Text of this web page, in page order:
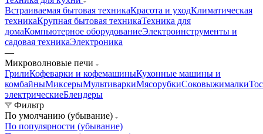
Встраиваемая бытовая техникаКрасота и уходКлиматическая
техникаКрупная бытовая техникаТехника для
домаКомпьютерное оборудованиеЭлектроинструменты и
садовая техникаЭлектроника
—
Микроволновые печи
ГрилиКофеварки и кофемашиныКухонные машины и
комбайныМиксерыМультиваркиМясорубкиСоковыжималки
электрическиеБлендеры
Фильтр
По умолчанию (убывание)
По популярности (убывание)